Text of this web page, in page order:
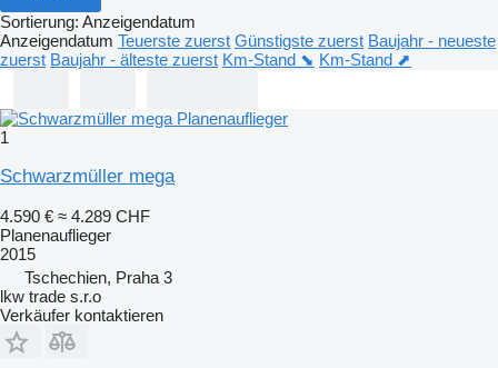
Sortierung: Anzeigendatum
Anzeigendatum Teuerste zuerst Günstigste zuerst Baujahr - neueste
zuerst Baujahr - älteste zuerst Km-Stand ⬊ Km-Stand ⬈
1
Schwarzmüller mega
4.590 € ≈ 4.289 CHF
Planenauflieger
2015
Tschechien, Praha 3
lkw trade s.r.o
Verkäufer kontaktieren